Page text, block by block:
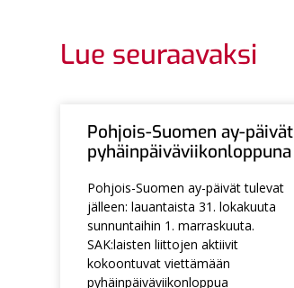
Lue seuraavaksi
Pohjois-Suomen ay-päivät
pyhäinpäiväviikonloppuna
Pohjois-Suomen ay-päivät tulevat
jälleen: lauantaista 31. lokakuuta
sunnuntaihin 1. marraskuuta.
SAK:laisten liittojen aktiivit
kokoontuvat viettämään
pyhäinpäiväviikonloppua